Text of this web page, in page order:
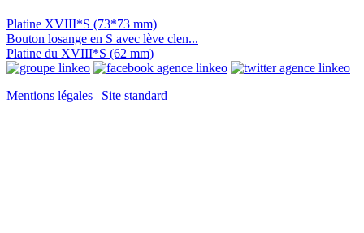
Platine XVIII*S (73*73 mm)
Bouton losange en S avec lève clen...
Platine du XVIII*S (62 mm)
Mentions légales | Site standard